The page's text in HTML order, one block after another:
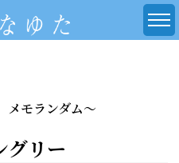
モランダム～
グリー